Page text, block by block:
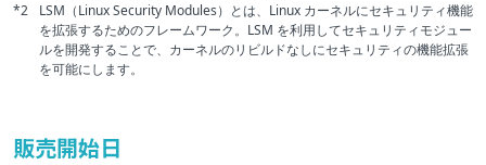
*2
LSM（Linux Security Modules）とは、Linux カーネルにセキュリティ機能
を拡張するためのフレームワーク。LSM を利用してセキュリティモジュー
ルを開発することで、カーネルのリビルドなしにセキュリティの機能拡張
を可能にします。
販売開始日